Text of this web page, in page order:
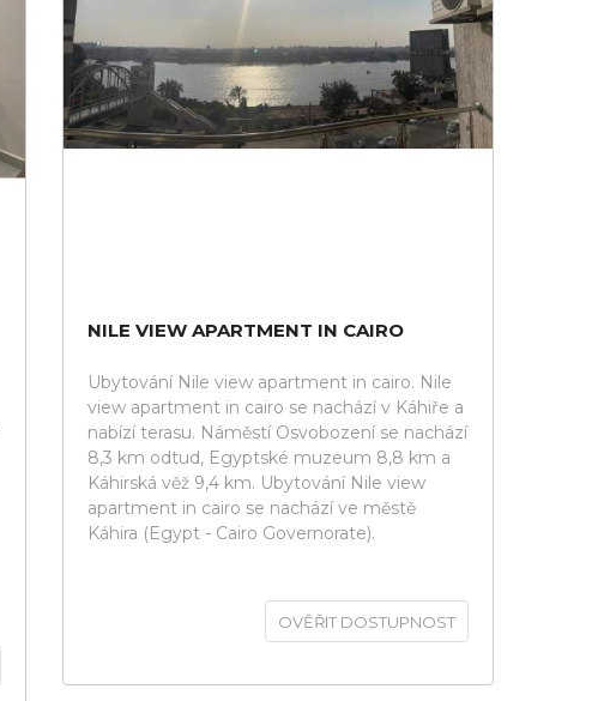
NILE VIEW APARTMENT IN CAIRO
Ubytování Nile view apartment in cairo. Nile
view apartment in cairo se nachází v Káhiře a
nabízí terasu. Náměstí Osvobození se nachází
8,3 km odtud, Egyptské muzeum 8,8 km a
Káhirská věž 9,4 km. Ubytování Nile view
apartment in cairo se nachází ve městě
Káhira (Egypt - Cairo Governorate).
OVĚŘIT DOSTUPNOST